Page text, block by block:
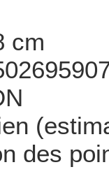
cm
des